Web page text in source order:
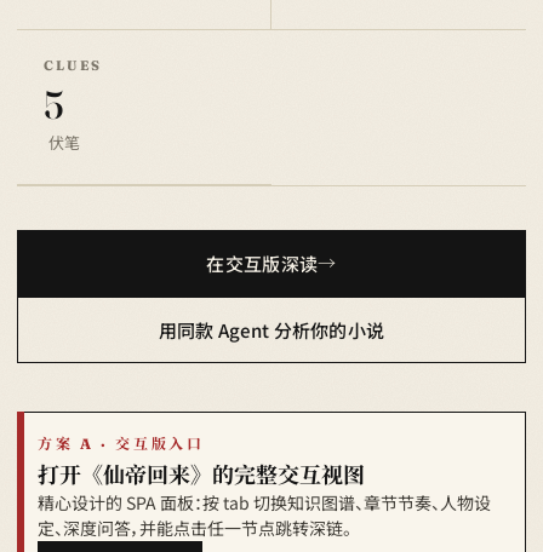
CLUES
5
伏笔
在交互版深读
用同款 Agent 分析你的小说
方案 A · 交互版入口
打开《仙帝回来》的完整交互视图
精心设计的 SPA 面板：按 tab 切换知识图谱、章节节奏、人物设
定、深度问答，并能点击任一节点跳转深链。